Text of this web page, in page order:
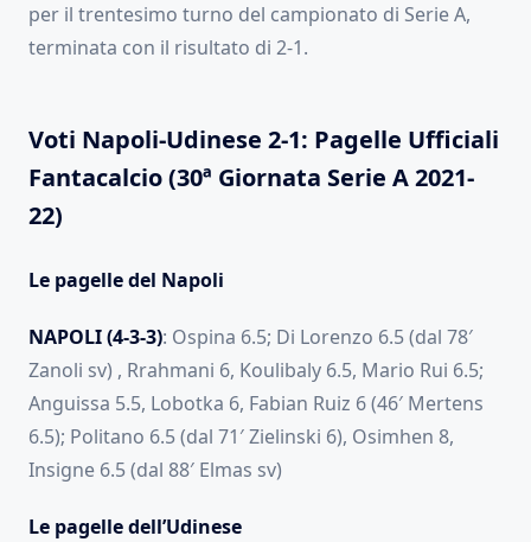
per il trentesimo turno del campionato di Serie A,
terminata con il risultato di 2-1.
Voti Napoli-Udinese 2-1: Pagelle Ufficiali
Fantacalcio (30ª Giornata Serie A 2021-
22)
Le pagelle del Napoli
NAPOLI (4-3-3): Ospina 6.5; Di Lorenzo 6.5 (dal 78′
Zanoli sv) , Rrahmani 6, Koulibaly 6.5, Mario Rui 6.5;
Anguissa 5.5, Lobotka 6, Fabian Ruiz 6 (46′ Mertens
6.5); Politano 6.5 (dal 71′ Zielinski 6), Osimhen 8,
Insigne 6.5 (dal 88′ Elmas sv)
Le pagelle dell’Udinese